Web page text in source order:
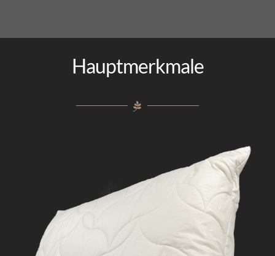
Kontakt
Hauptmerkmale